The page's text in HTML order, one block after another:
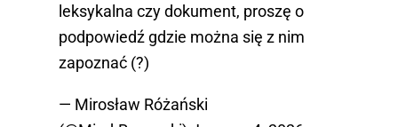
leksykalna czy dokument, proszę o
podpowiedź gdzie można się z nim
zapoznać (?)
— Mirosław Różański